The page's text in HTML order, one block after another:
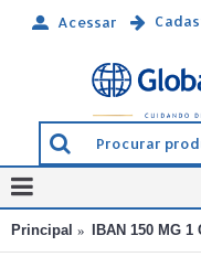
Acessar
Principal IBAN 150 MG 1